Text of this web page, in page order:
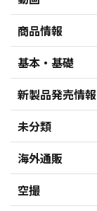
商品情報
基本・基礎
新製品発売情報
未分類
海外通販
空撮